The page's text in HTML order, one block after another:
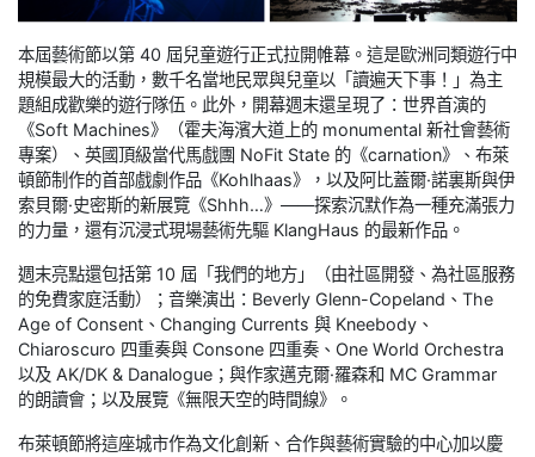
本屆藝術節以第 40 屆兒童遊行正式拉開帷幕。這是歐洲同類遊行中
規模最大的活動，數千名當地民眾與兒童以「讀遍天下事！」為主
題組成歡樂的遊行隊伍。此外，開幕週末還呈現了：世界首演的
《Soft Machines》（霍夫海濱大道上的 monumental 新社會藝術
專案）、英國頂級當代馬戲團 NoFit State 的《carnation》、布萊
頓節制作的首部戲劇作品《Kohlhaas》，以及阿比蓋爾·諾裏斯與伊
索貝爾·史密斯的新展覽《Shhh…》——探索沉默作為一種充滿張力
的力量，還有沉浸式現場藝術先驅 KlangHaus 的最新作品。
週末亮點還包括第 10 屆「我們的地方」（由社區開發、為社區服務
的免費家庭活動）；音樂演出：Beverly Glenn-Copeland、The
Age of Consent、Changing Currents 與 Kneebody、
Chiaroscuro 四重奏與 Consone 四重奏、One World Orchestra
以及 AK/DK & Danalogue；與作家邁克爾·羅森和 MC Grammar
的朗讀會；以及展覽《無限天空的時間線》。
布萊頓節將這座城市作為文化創新、合作與藝術實驗的中心加以慶